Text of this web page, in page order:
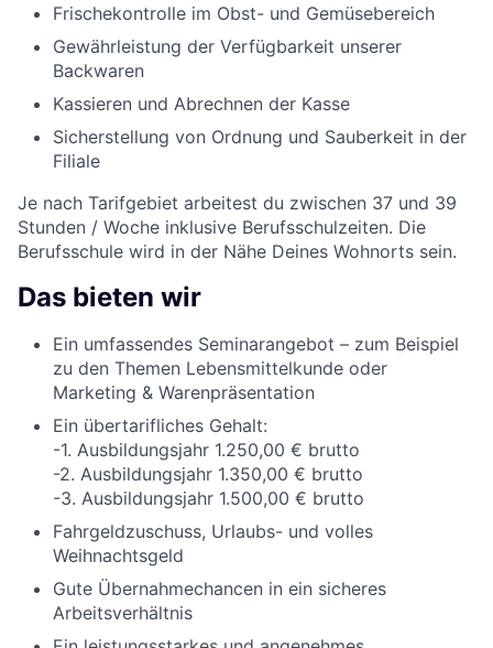
Frischekontrolle im Obst- und Gemüsebereich
Gewährleistung der Verfügbarkeit unserer
Backwaren
Kassieren und Abrechnen der Kasse
Sicherstellung von Ordnung und Sauberkeit in der
Filiale
Je nach Tarifgebiet arbeitest du zwischen 37 und 39
Stunden / Woche inklusive Berufsschulzeiten. Die
Berufsschule wird in der Nähe Deines Wohnorts sein.
Das bieten wir
Ein umfassendes Seminarangebot – zum Beispiel
zu den Themen Lebensmittelkunde oder
Marketing & Warenpräsentation
Ein übertarifliches Gehalt:
-1. Ausbildungsjahr 1.250,00 € brutto
-2. Ausbildungsjahr 1.350,00 € brutto
-3. Ausbildungsjahr 1.500,00 € brutto
Fahrgeldzuschuss, Urlaubs- und volles
Weihnachtsgeld
Gute Übernahmechancen in ein sicheres
Arbeitsverhältnis